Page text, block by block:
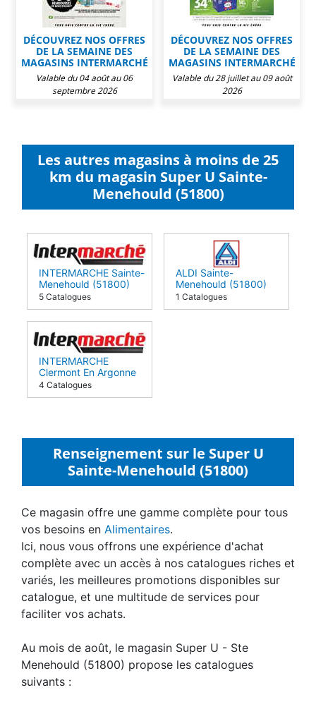
DÉCOUVREZ NOS OFFRES
DE LA SEMAINE DES
MAGASINS INTERMARCHÉ
Valable du 04 août au 06
septembre 2026
DÉCOUVREZ NOS OFFRES
DE LA SEMAINE DES
MAGASINS INTERMARCHÉ
Valable du 28 juillet au 09 août
2026
Les autres magasins à moins de 25
km du magasin Super U Sainte-
Menehould (51800)
INTERMARCHE Sainte-
Menehould (51800)
5 Catalogues
ALDI Sainte-
Menehould (51800)
1 Catalogues
INTERMARCHE
Clermont En Argonne
(55120)
4 Catalogues
Renseignement sur le Super U
Sainte-Menehould (51800)
Ce magasin offre une gamme complète pour tous
vos besoins en Alimentaires.
Ici, nous vous offrons une expérience d'achat
complète avec un accès à nos catalogues riches et
variés, les meilleures promotions disponibles sur
catalogue, et une multitude de services pour
faciliter vos achats.
Au mois de août, le magasin Super U - Ste
Menehould (51800) propose les catalogues
suivants :